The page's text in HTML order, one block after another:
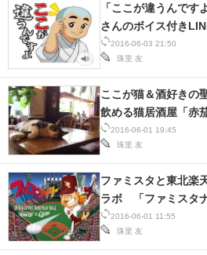
企業向けIT製品の総合サイト
IT製品の技術・比較・事例
製造業のIT導入・活用を支援
モノづくり技術者専門サイト
エレクトロニクス専門サイト
電子設計の基本と応用
エネルギーの専門メディア
2016-06-03 21:50
珠里 友
「ここが違うんで
さんのボイス付き
2016-06-01 19:45
珠里 友
ここが猫＆酒好き
飲める猫居酒屋「赤
2016-06-01 11:55
珠里 友
ファミスタと東北楽
ラボ 「ファミスタ